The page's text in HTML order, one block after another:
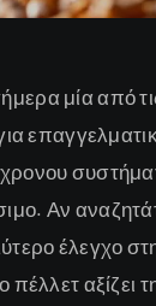
μία από
Αν
έλεγχο
πέλλετ